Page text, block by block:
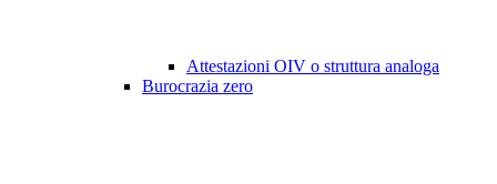
Attestazioni OIV o struttura analoga
Burocrazia zero